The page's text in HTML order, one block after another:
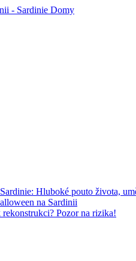
Hluboké pouto života,
na Sardinii
Pozor na rizika!